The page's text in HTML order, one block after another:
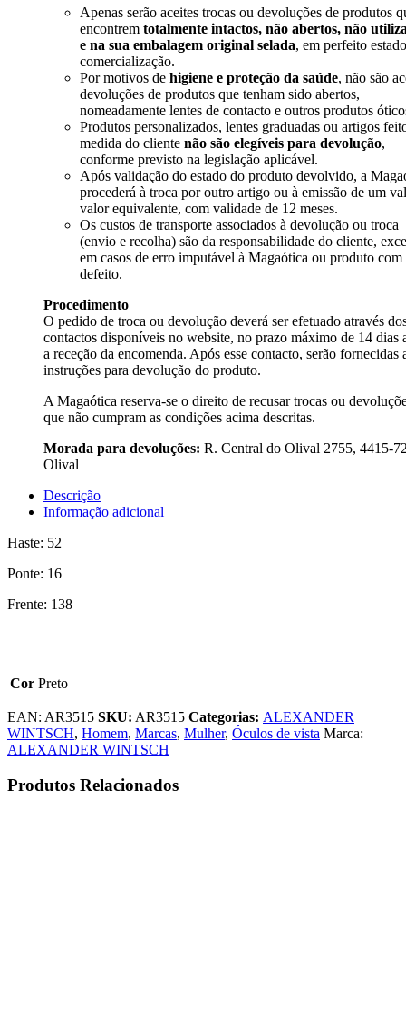
Apenas serão aceites trocas ou devoluções de produtos
encontrem totalmente intactos, não abertos, não
e na sua embalagem original selada, em perfeito
comercialização.
Por motivos de higiene e proteção da saúde, não são
devoluções de produtos que tenham sido abertos,
nomeadamente lentes de contacto e outros produtos
Produtos personalizados, lentes graduadas ou artigos
medida do cliente não são elegíveis para devolução,
conforme previsto na legislação aplicável.
Após validação do estado do produto devolvido, a
procederá à troca por outro artigo ou à emissão de um
valor equivalente, com validade de 12 meses.
Os custos de transporte associados à devolução ou troca
(envio e recolha) são da responsabilidade do cliente,
em casos de erro imputável à Magaótica ou produto com
defeito.
Procedimento
O pedido de troca ou devolução deverá ser efetuado através
contactos disponíveis no website, no prazo máximo de 14 dias
a receção da encomenda. Após esse contacto, serão fornecidas
instruções para devolução do produto.
A Magaótica reserva-se o direito de recusar trocas ou
que não cumpram as condições acima descritas.
Morada para devoluções: R. Central do Olival 2755, 4415-
Olival
Descrição
Informação adicional
Haste: 52
Ponte: 16
Frente: 138
Cor Preto
EAN: AR3515 SKU: AR3515 Categorias: ALEXANDER
WINTSCH, Homem, Marcas, Mulher, Óculos de vista Marca:
ALEXANDER WINTSCH
Produtos Relacionados